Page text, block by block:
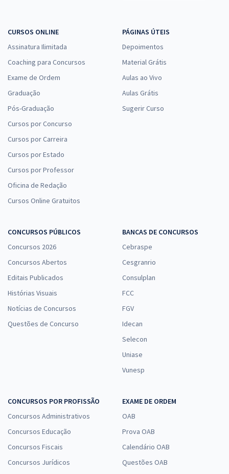
CURSOS ONLINE
Assinatura Ilimitada
Coaching para Concursos
Exame de Ordem
Graduação
Pós-Graduação
Cursos por Concurso
Cursos por Carreira
Cursos por Estado
Cursos por Professor
Oficina de Redação
Cursos Online Gratuitos
PÁGINAS ÚTEIS
Depoimentos
Material Grátis
Aulas ao Vivo
Aulas Grátis
Sugerir Curso
CONCURSOS PÚBLICOS
Concursos 2026
Concursos Abertos
Editais Publicados
Histórias Visuais
Notícias de Concursos
Questões de Concurso
BANCAS DE CONCURSOS
Cebraspe
Cesgranrio
Consulplan
FCC
FGV
Idecan
Selecon
Uniase
Vunesp
CONCURSOS POR PROFISSÃO
Concursos Administrativos
Concursos Educação
Concursos Fiscais
Concursos Jurídicos
EXAME DE ORDEM
OAB
Prova OAB
Calendário OAB
Questões OAB